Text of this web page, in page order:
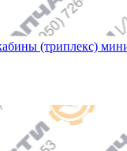
(триплекс)